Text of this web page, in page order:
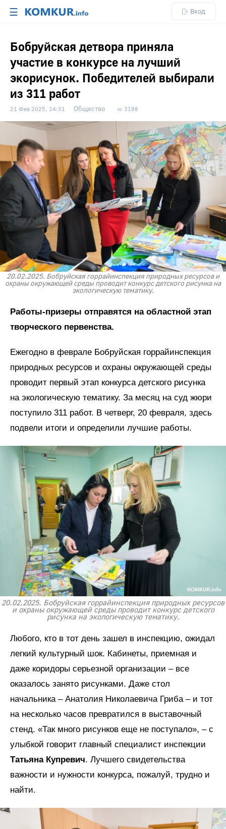
☰ Вход
Бобруйская детвора приняла
участие в конкурсе на лучший
экорисунок. Победителей выбирали
из 311 работ
21 Фев 2025, 14:31 Общество 3188
20.02.2025. Бобруйская горрайинспекция природных ресурсов и
охраны окружающей среды проводит конкурс детского рисунка на
экологическую тематику.
Работы-призеры отправятся на областной этап
творческого первенства.
Ежегодно в феврале Бобруйская горрайинспекция
природных ресурсов и охраны окружающей среды
проводит первый этап конкурса детского рисунка
на экологическую тематику. За месяц на суд жюри
поступило 311 работ. В четверг, 20 февраля, здесь
подвели итоги и определили лучшие работы.
20.02.2025. Бобруйская горрайинспекция природных ресурсов
и охраны окружающей среды проводит конкурс детского
рисунка на экологическую тематику.
Любого, кто в тот день зашел в инспекцию, ожидал
легкий культурный шок. Кабинеты, приемная и
даже коридоры серьезной организации – все
оказалось занято рисунками. Даже стол
начальника – Анатолия Николаевича Гриба – и тот
на несколько часов превратился в выставочный
стенд. «Так много рисунков еще не поступало», – с
улыбкой говорит главный специалист инспекции
Татьяна Купревич. Лучшего свидетельства
важности и нужности конкурса, пожалуй, трудно и
найти.